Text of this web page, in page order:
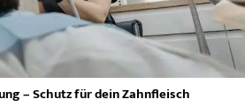
– Schutz für dein Zahnfleisch